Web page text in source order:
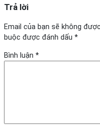
Trả lời
Email của bạn sẽ không
buộc được đánh dấu *
Bình luận *